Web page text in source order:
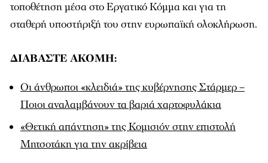
τοποθέτηση μέσα στο Εργατικό Κόμμα και για τη
σταθερή υποστήριξή του στην ευρωπαϊκή ολοκλήρωση.
ΔΙΑΒΑΣΤΕ ΑΚΟΜΗ:
Οι άνθρωποι «κλειδιά» της κυβέρνησης Στάρμερ –
Ποιοι αναλαμβάνουν τα βαριά χαρτοφυλάκια
«Θετική απάντηση» της Κομισιόν στην επιστολή
Μητσοτάκη για την ακρίβεια